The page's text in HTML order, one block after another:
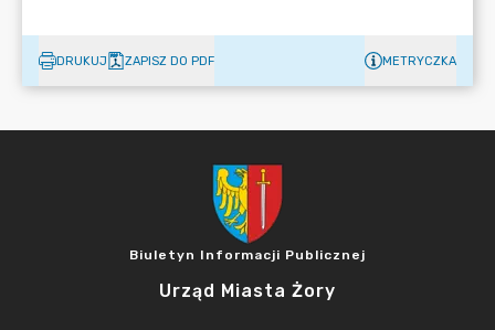
DRUKUJ ZAPISZ DO PDF METRYCZKA
Biuletyn Informacji Publicznej
Urząd Miasta Żory